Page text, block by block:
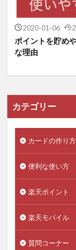
2020-01-06
ポイントを貯め
な理由
カテゴリー
カードの作り方
便利な使い方
楽天ポイント
楽天モバイル
質問コーナー